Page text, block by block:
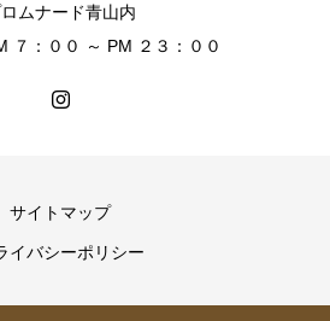
ムナード青山内
７：００ ～ PM ２３：００
サイトマップ
イバシーポリシー